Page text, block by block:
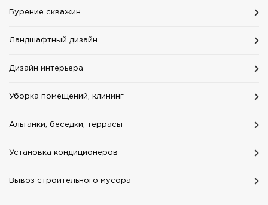
Бурение скважин
Ландшафтный дизайн
Дизайн интерьера
Уборка помещений, клининг
Альтанки, беседки, террасы
Установка кондиционеров
Вывоз строительного мусора